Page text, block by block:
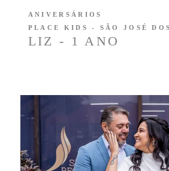
LIZ - 1 ANO
ANIVERSÁRIOS
PLACE KIDS - SÃO JOSÉ